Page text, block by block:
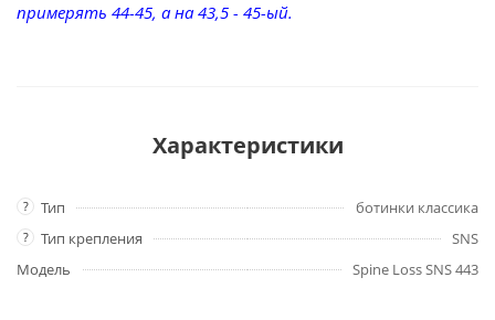
примерять 44-45, а на 43,5 - 45-ый.
Характеристики
? Тип ботинки классика
? Тип крепления
SNS
Модель
Spine Loss SNS 443